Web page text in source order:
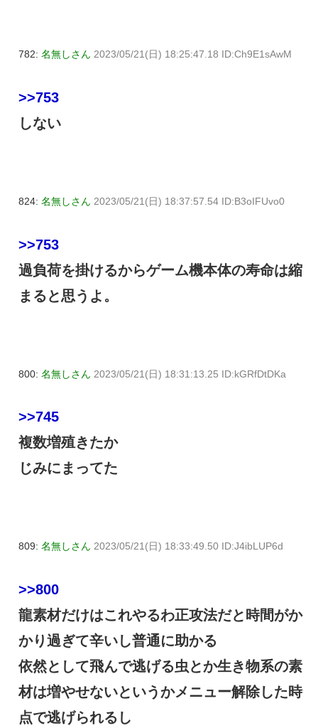
782: 名無しさん 2023/05/21(日) 18:25:47.18 ID:Ch9E1sAwM
>>753
しない
824: 名無しさん 2023/05/21(日) 18:37:57.54 ID:B3oIFUvo0
>>753
過負荷を掛けるからゲーム機本体の寿命は縮
まると思うよ。
800: 名無しさん 2023/05/21(日) 18:31:13.25 ID:kGRfDtDKa
>>745
複数増殖きたか
じみにまってた
809: 名無しさん 2023/05/21(日) 18:33:49.50 ID:J4ibLUP6d
>>800
龍素材だけはこれやるわ正攻法だと時間がか
かり過ぎて辛いし普通に助かる
依然として飛んで逃げる虫とか生き物系の素
材は増やせないというかメニュー解除した時
点で逃げられるし